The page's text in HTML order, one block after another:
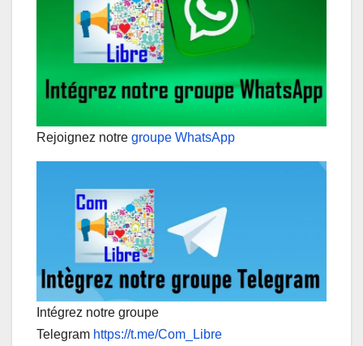
Rejoignez notre groupe WhatsApp
Intégrez notre groupe
Telegram https://t.me/Com_Libre